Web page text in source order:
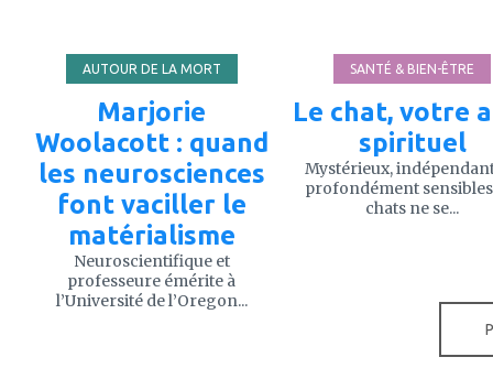
AUTOUR DE LA MORT
Marjorie
Woolacott : quand
les neurosciences
font vaciller le
matérialisme
Neuroscientifique et
professeure émérite à
l’Université de l’Oregon...
SANTÉ & BIEN-ÊTRE
Le chat, votre
spirituel
Mystérieux,
profondément
chats ne se...